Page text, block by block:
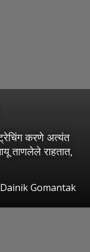
करणे अत्यंत
ताणलेले राहतात,
Gomantak